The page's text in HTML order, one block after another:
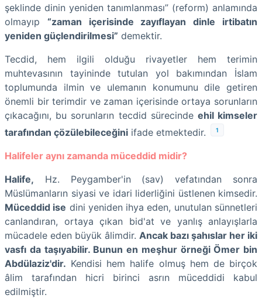
şeklinde dinin yeniden tanımlanması” (reform) anlamında
olmayıp “zaman içerisinde zayıflayan dinle irtibatın
yeniden güçlendirilmesi” demektir.
Tecdid, hem ilgili olduğu rivayetler hem terimin
muhtevasının tayininde tutulan yol bakımından İslam
toplumunda ilmin ve ulemanın konumunu dile getiren
önemli bir terimdir ve zaman içerisinde ortaya sorunların
çıkacağını, bu sorunların tecdid sürecinde ehil kimseler
tarafından çözülebileceğini ifade etmektedir. 1
Halifeler aynı zamanda müceddid midir?
Halife, Hz. Peygamber'in (sav) vefatından sonra
Müslümanların siyasi ve idari liderliğini üstlenen kimsedir.
Müceddid ise dini yeniden ihya eden, unutulan sünnetleri
canlandıran, ortaya çıkan bid'at ve yanlış anlayışlarla
mücadele eden büyük âlimdir. Ancak bazı şahıslar her iki
vasfı da taşıyabilir. Bunun en meşhur örneği Ömer bin
Abdülaziz'dir. Kendisi hem halife olmuş hem de birçok
âlim tarafından hicri birinci asrın müceddidi kabul
edilmiştir.